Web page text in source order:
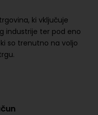
ki vključuje
industrije ter pod eno
so trenutno na voljo